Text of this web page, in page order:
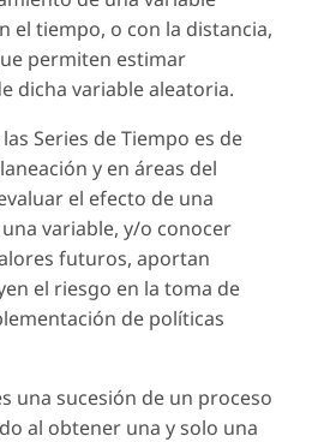
el tiempo, o con la distancia,
permiten estimar
dicha variable aleatoria.
Series de Tiempo es de
y en áreas del
el efecto de una
variable, y/o conocer
futuros, aportan
el riesgo en la toma de
de políticas
una sucesión de un proceso
al obtener una y solo una